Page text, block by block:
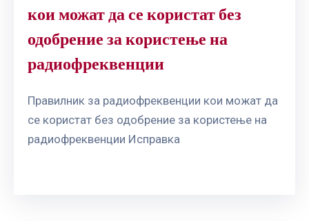
СПЕКТАР
ТЕЛЕКОМУНИКАЦИИ
АНАЛИЗА
ПАЗАР
кои можат да се користат без
одобрение за користење на
радиофреквенции
Правилник за радиофреквенции кои можат да
се користат без одобрение за користење на
радиофреквенции Исправка